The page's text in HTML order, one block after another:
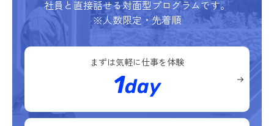
社員と直接話せる対面型プログラムです。
※人数限定・先着順
まずは気軽に仕事を体験
1day